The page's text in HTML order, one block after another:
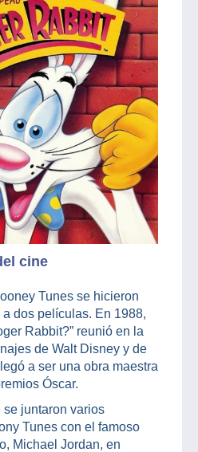
cine
Tunes se hicieron
dos películas. En 1988,
Rabbit?” reunió en la
de Walt Disney y de
a ser una obra maestra
Óscar.
se juntaron varios
Tunes con el famoso
Michael Jordan, en